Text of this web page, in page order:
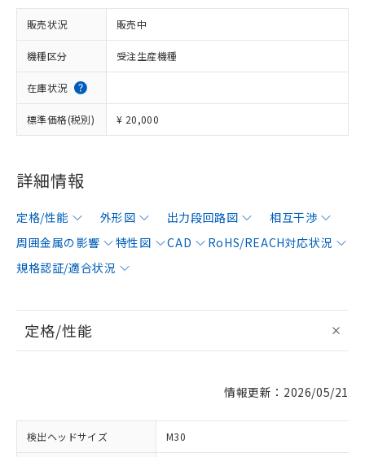
販売状況 販売中
機種区分 受注生産機種
在庫状況
標準価格(税別) ¥ 20,000
詳細情報
定格/性能 外形図 出力段回路図
相互干渉
周囲金属の影響
特性図 CAD
RoHS/REACH対応状況
規格認証/適合状況
定格/性能
情報更新：2026/05/21
検出ヘッドサイズ M30